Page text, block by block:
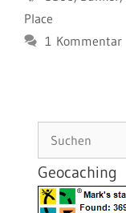
Place
1 Kommentar
Geocaching